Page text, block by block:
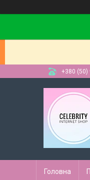
+380 (50)
Головна